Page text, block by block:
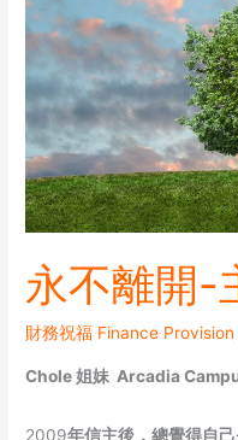
永不離開-
財務祝福 Finance Provision
Chole 姐妹 Arcadia
2009年信主後，總覺得自
開-
愛